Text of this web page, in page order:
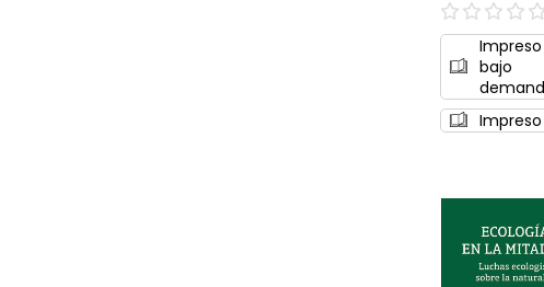
0%
Impreso
bajo
Impreso